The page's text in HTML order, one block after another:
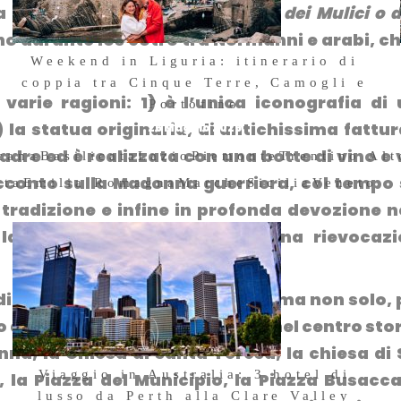
Weekend in Liguria: itinerario di
coppia tra Cinque Terre, Camogli e
Portofino
26 Maggio 2026
BasilicataLazioPiemonteTrentino
Emilia RomagnaMarcheSiciliaVeneto
Viaggio in Australia: 3 hotel di
lusso da Perth alla Clare Valley
alla mano. Fu lei, laMadonna dei Mulici o
durante los cotro tra Normanni e arabi,
ragioni: 1) è l’unica iconografia di
la statua originaria, di antichissima
ed è realizzata con una botte di vino e
sulla Madonna guerriera, col tempo
e infine in profonda devozione
celebra con una festa e una
monumenti e palazzi storici, ma non solo,
Val di Noto è concentrato nel centro
la Chiesa di santa Teresa, la chiesa di
Piazza del Municipio, la Piazza